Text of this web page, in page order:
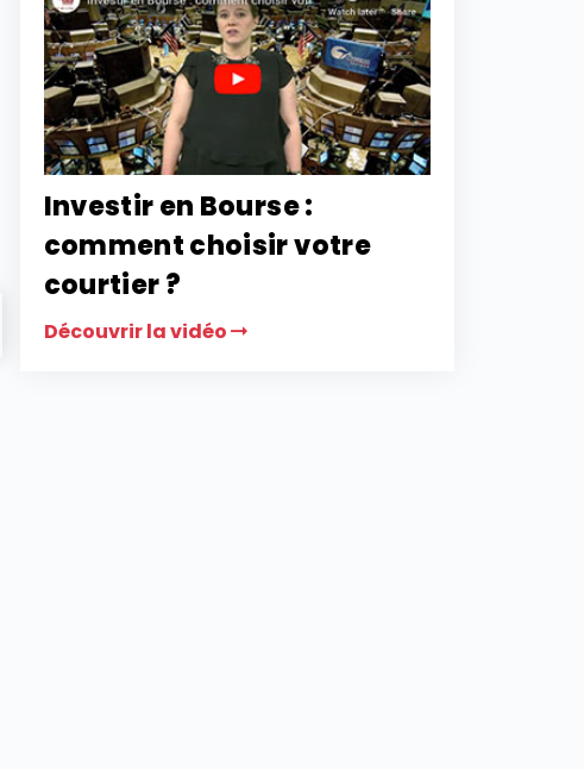
Investir en Bourse :
comment choisir votre
courtier ?
Découvrir la vidéo